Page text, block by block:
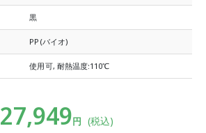
黒
PP(バイオ)
使用可, 耐熱温度:110℃
27,949円 (税込)